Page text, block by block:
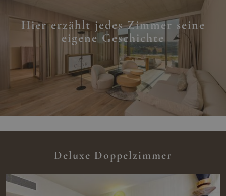
Hier erzählt jedes Zimmer seine
eigene Geschichte
Deluxe Doppelzimmer